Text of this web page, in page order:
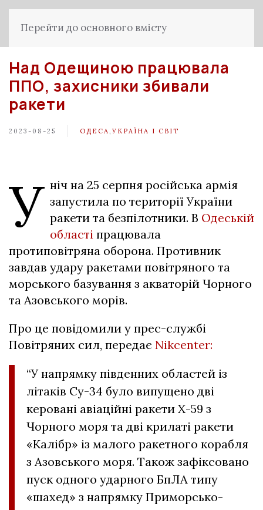
Перейти до основного вмісту
Над Одещиною працювала
ППО, захисники збивали
ракети
2023-08-25 ОДЕСА УКРАЇНА І СВІТ
У ніч на 25 серпня російська армія
запустила по території України
ракети та безпілотники. В Одеській
області працювала
протиповітряна оборона. Противник
завдав удару ракетами повітряного та
морського базування з акваторій Чорного
та Азовського морів.
Про це повідомили у прес-службі
Повітряних сил, передає Nikcenter:
“У напрямку південних областей із
літаків Су-34 було випущено дві
керовані авіаційні ракети Х-59 з
Чорного моря та дві крилаті ракети
«Калібр» із малого ракетного корабля
з Азовського моря. Також зафіксовано
пуск одного ударного БпЛА типу
«шахед» з напрямку Приморсько-